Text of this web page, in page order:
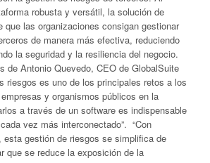
robusta y versátil, la solución de
que las organizaciones consigan gestionar
de manera más efectiva, reduciendo
la seguridad y la resiliencia del negocio.
de Antonio Quevedo, CEO de GlobalSuite
riesgos es uno de los principales retos a los
y organismos públicos en la
a través de un software es indispensable
vez más interconectado”. “Con
gestión de riesgos se simplifica de
que se reduce la exposición de la